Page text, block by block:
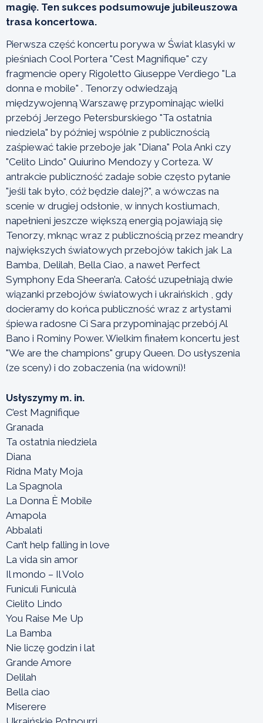
magię. Ten sukces podsumowuje jubileuszowa
trasa koncertowa.
Pierwsza część koncertu porywa w Świat klasyki w
pieśniach Cool Portera "Cest Magnifique" czy
fragmencie opery Rigoletto Giuseppe Verdiego "La
donna e mobile" . Tenorzy odwiedzają
międzywojenną Warszawę przypominając wielki
przebój Jerzego Petersburskiego "Ta ostatnia
niedziela" by później wspólnie z publicznością
zaśpiewać takie przeboje jak "Diana" Pola Anki czy
"Celito Lindo" Quiurino Mendozy y Corteza. W
antrakcie publiczność zadaje sobie często pytanie
"jeśli tak było, cóż będzie dalej?", a wówczas na
scenie w drugiej odsłonie, w innych kostiumach,
napełnieni jeszcze większą energią pojawiają się
Tenorzy, mknąc wraz z publicznością przez meandry
największych światowych przebojów takich jak La
Bamba, Delilah, Bella Ciao, a nawet Perfect
Symphony Eda Sheeran’a. Całość uzupełniają dwie
wiązanki przebojów światowych i ukraińskich , gdy
docieramy do końca publiczność wraz z artystami
śpiewa radosne Ci Sara przypominając przebój Al
Bano i Rominy Power. Wielkim finałem koncertu jest
"We are the champions" grupy Queen. Do usłyszenia
(ze sceny) i do zobaczenia (na widowni)!
Usłyszymy m. in.
C’est Magnifique
Granada
Ta ostatnia niedziela
Diana
Ridna Maty Moja
La Spagnola
La Donna È Mobile
Amapola
Abbalati
Can’t help falling in love
La vida sin amor
Il mondo – Il Volo
Funiculì Funiculà
Cielito Lindo
You Raise Me Up
La Bamba
Nie liczę godzin i lat
Grande Amore
Delilah
Bella ciao
Miserere